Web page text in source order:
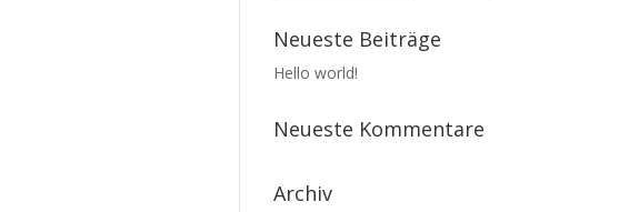
Neueste Beiträge
Hello world!
Neueste Kommentare
Archiv